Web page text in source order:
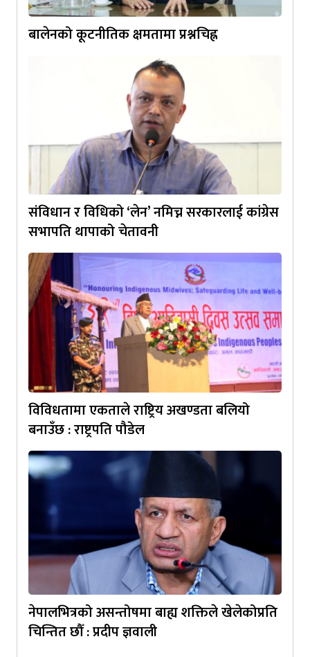
बालेनको कूटनीतिक क्षमतामा प्रश्नचिह्न
संविधान र विधिको ‘लेन’ नमिच्न सरकारलाई कांग्रेस
सभापति थापाको चेतावनी
विविधतामा एकताले राष्ट्रिय अखण्डता बलियो
बनाउँछ : राष्ट्रपति पौडेल
नेपालभित्रको असन्तोषमा बाह्य शक्तिले खेलेकोप्रति
चिन्तित छौँ : प्रदीप ज्ञवाली